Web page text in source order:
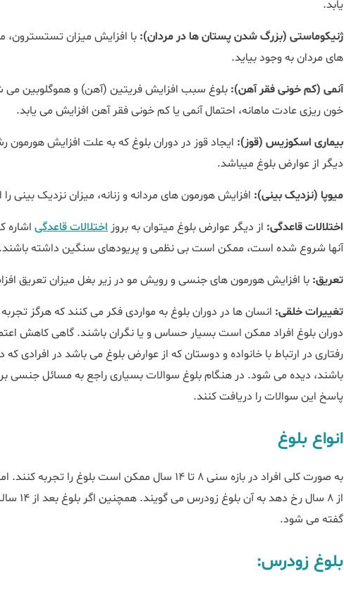
یابد.
ژنیکوماستی (بزرگ شدن پستان ها در مردان): با افزایش میزان
های مردان به وجود بیاید.
آنمی (کم خونی فقر آهن): بلوغ سبب افزایش فریتین (آهن) و هموگلوبین می
خون ریزی عادت ماهانه، احتمال آنمی یا کم خونی فقر آهن افزایش می یابد.
بیماری اسکوزیس (قوز): ایجاد قوز در دوران بلوغ که به علت افزایش
دیگر از عوارض بلوغ می‎باشد.
میوپا (نزدیک بینی): افزایش هورمون های مردانه و زنانه، میزان نزدیک بینی
اختلالات قاعدگی: از دیگر عوارض بلوغ می‏‎توان به بروز اختلالات قاعدگیاشاره
آنها شروع شده است، ممکن است بی نظمی و پریودهای سنگین داشته باشند.
تعریق: با افزایش هورمون های جنسی و رویش مو در زیر بغل میزان تعریق
تغییرات خلقی: انسان ها در دوران بلوغ به مواردی فکر می کنند که هرگز
دوران بلوغ افراد ممکن است بسیار حساس و یا نگران باشند. گاهی کاهش
رفتاری در ارتباط با خانواده و دوستان که از عوارض بلوغ می باشد در افرادی
باشند، دیده می شود. در هنگام بلوغ سوالات بسیاری راجع به مسائل جنسی
پاسخ این سوالات را دریافت کنند.
انواع بلوغ
به صورت کلی افراد در بازه سنی 8 تا 14 سال ممکن است
از 8 سال رخ دهد به آن بلوغ زودرس می گویند. همچنین اگر بلوغ بعد از 14 سالگی اتفاق بیافتد به آن
گفته می شود.
بلوغ زودرس: